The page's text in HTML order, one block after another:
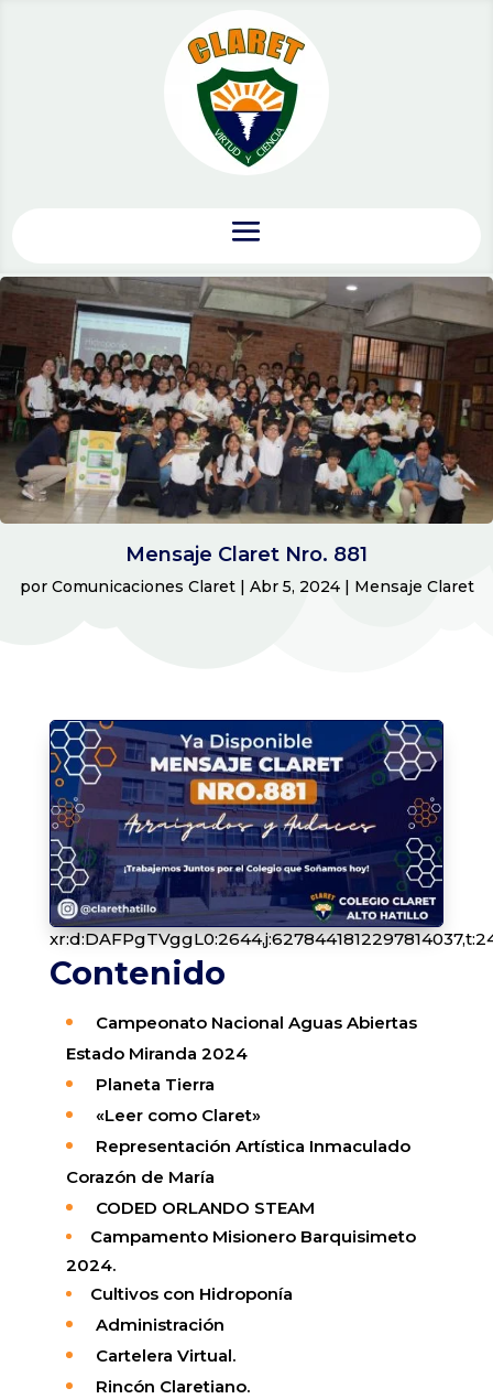
Mensaje Claret Nro. 881
por Comunicaciones Claret| Abr 5, 2024| Mensaje Claret
Contenido
Campeonato Nacional Aguas Abiertas
Estado Miranda 2024
Planeta Tierra
«Leer como Claret»
Representación Artística Inmaculado
Corazón de María
CODED ORLANDO STEAM
Campamento Misionero Barquisimeto
2024.
Cultivos con Hidroponía
Administración
Cartelera Virtual.
Rincón Claretiano.